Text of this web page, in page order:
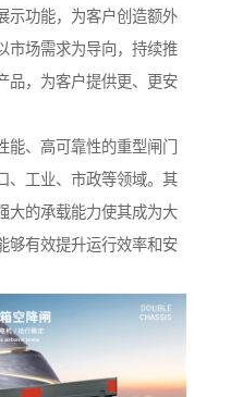
示功能，为客户创造额外
市场需求为导向，持续推
品，为客户提供更、更安
、高可靠性的重型闸门
、工业、市政等领域。其
大的承载能力使其成为大
够有效提升运行效率和安